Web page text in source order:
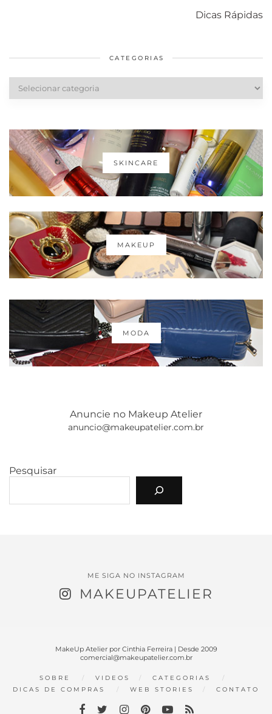
Dicas Rápidas
diários
cabelos
CATEGORIAS
SKINCARE
MAKEUP
MODA
Anuncie no Makeup Atelier
anuncio@makeupatelier.com.br
Pesquisar
ME SIGA NO INSTAGRAM
MAKEUPATELIER
MakeUp Atelier por Cinthia Ferreira | Desde 2009
comercial@makeupatelier.com.br
SOBRE VIDEOS
CATEGORIAS
DICAS DE COMPRAS
WEB STORIES CONTATO